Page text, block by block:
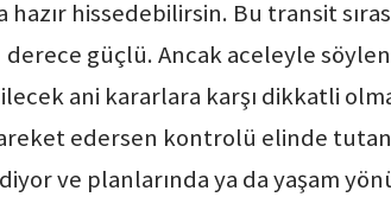
hazır hissedebilirsin. Bu transit
derece güçlü. Ancak aceleyle
ani kararlara karşı dikkatli
edersen kontrolü elinde
ve planlarında ya da yaşam